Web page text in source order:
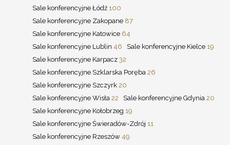
Sale konferencyjne Łódź 100
Sale konferencyjne Zakopane 87
Sale konferencyjne Katowice 64
Sale konferencyjne Lublin 46 Sale konferencyjne Kielce 19
Sale konferencyjne Karpacz 32
Sale konferencyjne Szklarska Poręba 26
Sale konferencyjne Szczyrk 20
Sale konferencyjne Wisła 22 Sale konferencyjne Gdynia 20
Sale konferencyjne Kołobrzeg 19
Sale konferencyjne Świeradów-Zdrój 11
Sale konferencyjne Rzeszów 49